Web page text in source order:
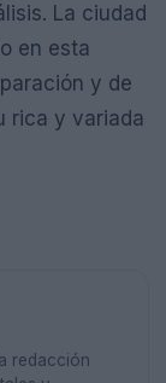
La ciudad
en esta
y de
rica y variada
redacción